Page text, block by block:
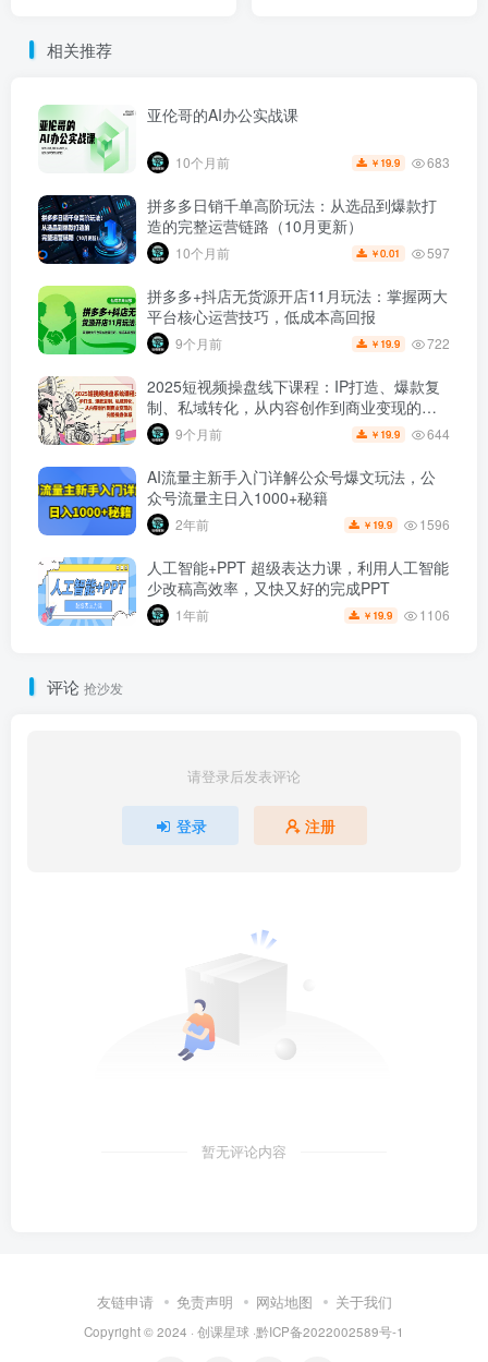
相关推荐
亚伦哥的AI办公实战课
10个月前 ￥ 19.9 683
拼多多日销千单高阶玩法：从选品到爆款打
造的完整运营链路（10月更新）
10个月前 ￥0.01 597
拼多多+抖店无货源开店11月玩法：掌握两大
平台核心运营技巧，低成本高回报
9个月前 ￥ 19.9 722
2025短视频操盘线下课程：IP打造、爆款复
制、私域转化，从内容创作到商业变现的完
整操盘体系
9个月前 ￥ 19.9 644
AI流量主新手入门详解公众号爆文玩法，公
众号流量主日入1000+秘籍
2年前 ￥ 19.9 1596
人工智能+PPT 超级表达力课，利用人工智能
少改稿高效率，又快又好的完成PPT
1年前 ￥ 19.9 1106
评论 抢沙发
请登录后发表评论
登录 注册
暂无评论内容
友链申请 免责声明 网站地图 关于我们
Copyright © 2024 · 创课星球 ·黔ICP备2022002589号-1